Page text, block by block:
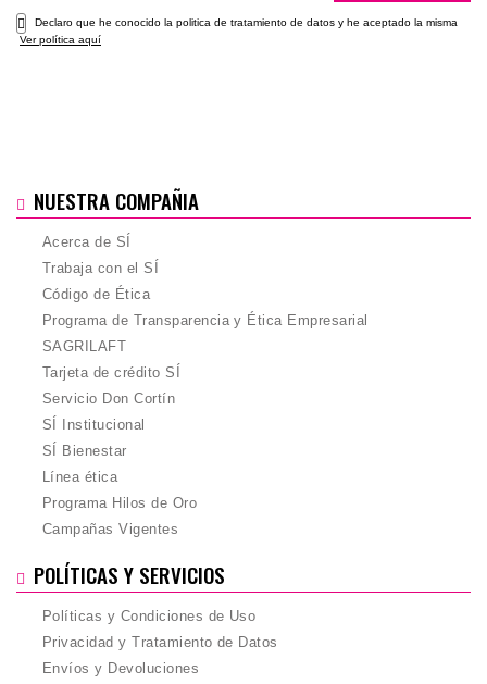
Declaro que he conocido la politica de tratamiento de datos y he aceptado la misma
Ver política aquí
NUESTRA COMPAÑIA
Acerca de SÍ
Trabaja con el SÍ
Código de Ética
Programa de Transparencia y Ética Empresarial
SAGRILAFT
Tarjeta de crédito SÍ
Servicio Don Cortín
SÍ Institucional
SÍ Bienestar
Línea ética
Programa Hilos de Oro
Campañas Vigentes
POLÍTICAS Y SERVICIOS
Políticas y Condiciones de Uso
Privacidad y Tratamiento de Datos
Envíos y Devoluciones